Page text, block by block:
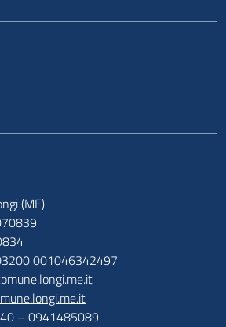
(ME)
001046342497
– 0941485089